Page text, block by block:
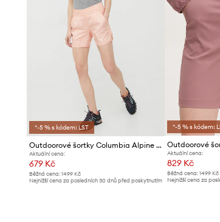
*-5 % s kódem: LST
Outdoorové šortky Columbia Alpine Chill
Aktuální cena:
679 Kč
Běžná cena: 1499 Kč
Nejnižší cena za posledních 30 dnů před poskytnutím
*-5 % s kódem:
Aktuální cena:
829 Kč
Běžná cena:1499 Kč
Nejnižší cena za